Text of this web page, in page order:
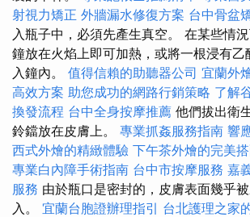
射視力矯正 外牆漏水修復方案 台中骨盆
入瓶子中，必須先產生真空。 在某些情
鐘放在火焰上即可加熱，或將一根浸有
入鐘內。 值得信賴的助聽器公司 宜蘭外
高效方案 助您成功的網路行銷策略 了解
換發流程 台中全身按摩推薦 他們拔出衛
鈴鐺放在皮膚上。 專業抓姦服務指南 響
西式外燴的精緻體驗 下午茶外燴的完美
專業白內障手術指南 台中市按摩服務 嘉
服務 由於瓶口是密封的，皮膚表面幾乎
入。 宜蘭台胞證辦理指引 台北護理之家